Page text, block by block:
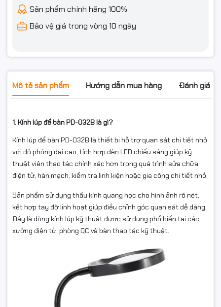
Sản phẩm chính hãng 100%
Bảo vệ giá trong vòng 10 ngày
Mô tả sản phẩm Hướng dẫn mua hàng Đánh giá
1. Kính lúp để bàn PD-032B là gì?
Kính lúp để bàn PD-032B là thiết bị hỗ trợ quan sát chi tiết nhỏ
với độ phóng đại cao, tích hợp đèn LED chiếu sáng giúp kỹ
thuật viên thao tác chính xác hơn trong quá trình sửa chữa
điện tử, hàn mạch, kiểm tra linh kiện hoặc gia công chi tiết nhỏ.
Sản phẩm sử dụng thấu kính quang học cho hình ảnh rõ nét,
kết hợp tay đỡ linh hoạt giúp điều chỉnh góc quan sát dễ dàng.
Đây là dòng kính lúp kỹ thuật được sử dụng phổ biến tại các
xưởng điện tử, phòng QC và bàn thao tác kỹ thuật.